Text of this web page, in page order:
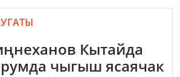
Кытайда
чыгыш ясаячак